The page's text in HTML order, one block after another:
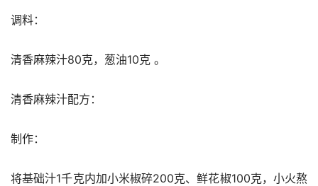
调料：
清香麻辣汁80克，葱油10克 。
清香麻辣汁配方：
制作：
将基础汁1千克内加小米椒碎200克、鲜花椒100克，小火熬